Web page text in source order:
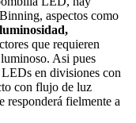
aspectos como
que requieren
Asi pues
en divisiones con
con flujo de luz
responderá fielmente a